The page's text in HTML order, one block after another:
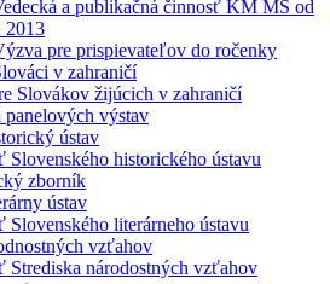
a publikačná činnosť KM MS od
2013
pre prispievateľov do ročenky
v zahraničí
Slovákov žijúcich v zahraničí
panelových výstav
ústav
Slovenského historického ústavu
zborník
ústav
Slovenského literárneho ústavu
vzťahov
Strediska národostných vzťahov